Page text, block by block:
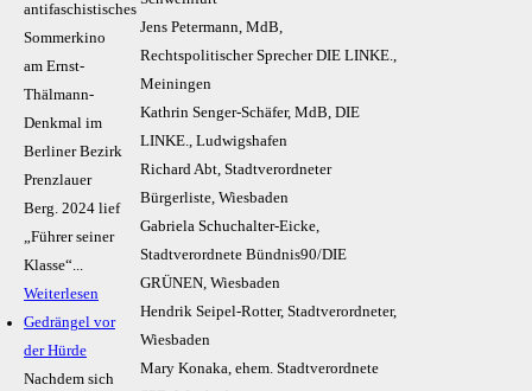
antifaschistisches
Sommerkino
am Ernst-
Thälmann-
Denkmal im
Berliner Bezirk
Prenzlauer
Berg. 2024 lief
„Führer seiner
Klasse“...
Weiterlesen
Gedrängel vor
der Hürde
Nachdem sich
Jens Petermann, MdB,
Rechtspolitischer Sprecher DIE LINKE.,
Meiningen
Kathrin Senger-Schäfer, MdB, DIE
LINKE., Ludwigshafen
Richard Abt, Stadtverordneter
Bürgerliste, Wiesbaden
Gabriela Schuchalter-Eicke,
Stadtverordnete Bündnis90/DIE
GRÜNEN, Wiesbaden
Hendrik Seipel-Rotter, Stadtverordneter,
Wiesbaden
Mary Konaka, ehem. Stadtverordnete